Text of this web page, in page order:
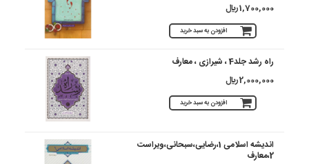
1,700,000 ريال
افزودن به سبد خرید
راه رشد جلد4 ، شیرازی ، معارف
2,000,000 ريال
افزودن به سبد خرید
اندیشه اسلامی 1،رضایی،سبحانی،ویراست
2،معارف